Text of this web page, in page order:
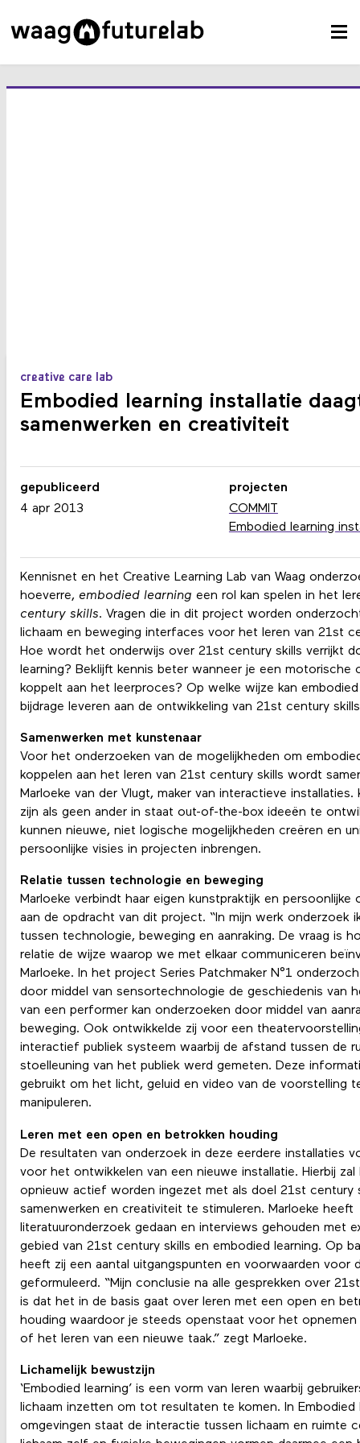
creative care lab
Embodied learning installatie
samenwerken en creativiteit
Kennisnet en het Creative Learning Lab van Waag
hoeverre, embodied learning een rol kan spelen in het
century skills. Vragen die in dit project worden
lichaam en beweging interfaces voor het leren van 21st
Hoe wordt het onderwijs over 21st century skills verrijkt
learning? Beklijft kennis beter wanneer je een motorische
koppelt aan het leerproces? Op welke wijze kan
bijdrage leveren aan de ontwikkeling van 21st century
Samenwerken met kunstenaar
Voor het onderzoeken van de mogelijkheden om
koppelen aan het leren van 21st century skills wordt
Marloeke van der Vlugt, maker van interactieve installaties.
zijn als geen ander in staat out-of-the-box ideeën te
kunnen nieuwe, niet logische mogelijkheden creëren en
persoonlijke visies in projecten inbrengen.
Relatie tussen technologie en beweging
Marloeke verbindt haar eigen kunstpraktijk en persoonlijke
aan de opdracht van dit project. “In mijn werk onderzoek
tussen technologie, beweging en aanraking. De vraag is
relatie de wijze waarop we met elkaar communiceren
Marloeke. In het project Series Patchmaker N°1
door middel van sensortechnologie de geschiedenis van
van een performer kan onderzoeken door middel van
beweging. Ook ontwikkelde zij voor een
interactief publiek systeem waarbij de afstand tussen de
stoelleuning van het publiek werd gemeten. Deze
gebruikt om het licht, geluid en video van de voorstelling
manipuleren.
Leren met een open en betrokken houding
De resultaten van onderzoek in deze eerdere installaties
voor het ontwikkelen van een nieuwe installatie. Hierbij zal
opnieuw actief worden ingezet met als doel 21st century
samenwerken en creativiteit te stimuleren. Marloeke heeft
literatuuronderzoek gedaan en interviews gehouden met
gebied van 21st century skills en embodied learning. Op
heeft zij een aantal uitgangspunten en voorwaarden voor
geformuleerd. “Mijn conclusie na alle gesprekken over
is dat het in de basis gaat over leren met een open en
houding waardoor je steeds openstaat voor het opnemen
of het leren van een nieuwe taak.” zegt Marloeke.
Lichamelijk bewustzijn
‘Embodied learning’ is een vorm van leren waarbij
lichaam inzetten om tot resultaten te komen. In Embodied
omgevingen staat de interactie tussen lichaam en ruimte
gepubliceerd
4 apr 2013
projecten
COMMIT
Embodied learning